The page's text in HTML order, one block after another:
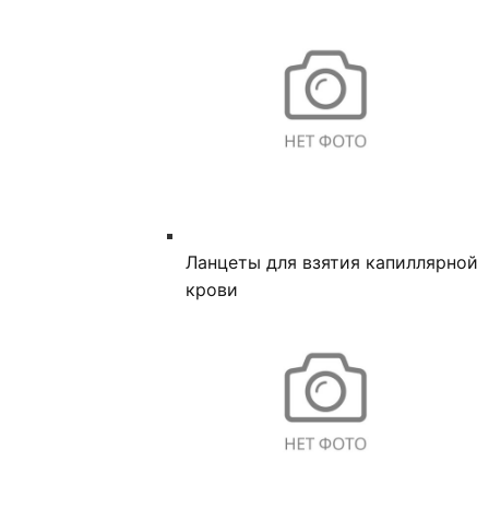
Ланцеты для взятия капиллярной
крови